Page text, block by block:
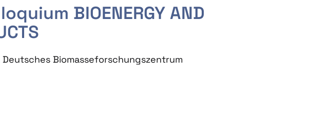
BIOENERGY AND
Deutsches Biomasseforschungszentrum